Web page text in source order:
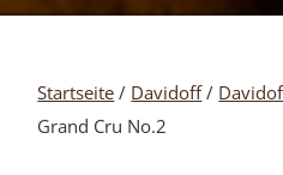
Startseite / Davidoff/
Grand Cru No.2